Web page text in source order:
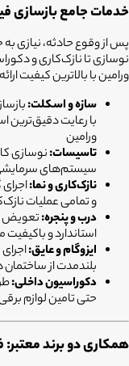
خدمات جامع بازسازی
پس از وقوع حادثه، نیازی
نوسازی تا نازک‌کاری و
ورامین با بالاترین کیفیت
سازه و اسکلت:
با رعایت دقیق‌ترین
ورامین
تاسیسات:نوسازی
سیستم‌های
نازک‌کاری و نما:
و تمامی عملیات
درب و پنجره:تعویض
استاندارد و
ایزوگام و عایق:
بلندمدت از ساختمان
دکوراسیون داخلی:
حتی تامین لوازم
همکاری دو برند